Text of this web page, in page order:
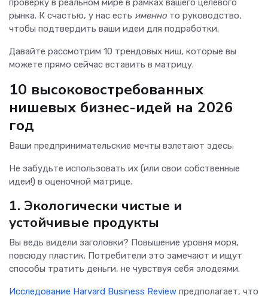
проверку в реальном мире в рамках вашего целевого
рынка. К счастью, у нас есть именно то руководство,
чтобы подтвердить ваши идеи для подработки.
Давайте рассмотрим 10 трендовых ниш, которые вы
можете прямо сейчас вставить в матрицу.
10 высоковостребованных
нишевых бизнес-идей на 2026
год
Ваши предпринимательские мечты взлетают здесь.
Не забудьте использовать их (или свои собственные
идеи!) в оценочной матрице.
1. Экологически чистые и
устойчивые продукты
Вы ведь видели заголовки? Повышение уровня моря,
повсюду пластик. Потребители это замечают и ищут
способы тратить деньги, не чувствуя себя злодеями.
Исследование Harvard Business Review предполагает, что